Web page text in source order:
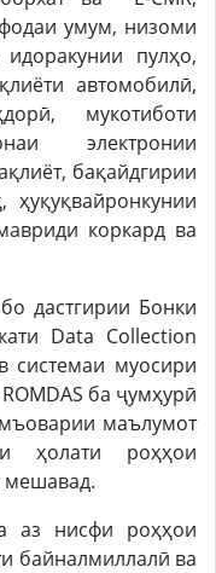
умум, низоми
пулҳо,
автомобилӣ,
мукотиботи
электронии
бақайдгирии
коркард ва
Бонки
Data Collection
системаи муосири
ба ҷумҳурӣ
маълумот
ҳолати роҳҳои
мешавад.
нисфи роҳҳои
байналмиллалӣ ва